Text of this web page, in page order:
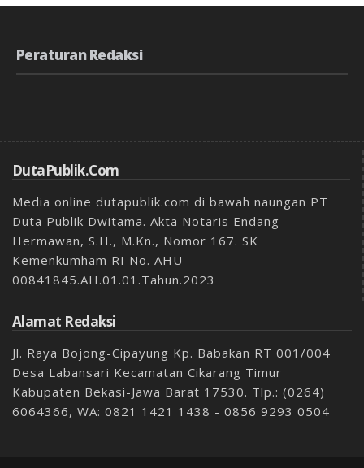
Peraturan Redaksi
DutaPublik.com
Media online dutapublik.com di bawah naungan PT
Duta Publik Dwitama. Akta Notaris Endang
Hermawan, S.H., M.Kn., Nomor 167. SK
Kemenkumham RI No. AHU-
00841845.AH.01.01.Tahun.2023
Alamat Redaksi
Jl. Raya Bojong-Cipayung Kp. Babakan RT 001/004
Desa Labansari Kecamatan Cikarang Timur
Kabupaten Bekasi-Jawa Barat 17530. Tlp.: (0264)
6064366, WA: 0821 1421 1438 - 0856 9293 0504